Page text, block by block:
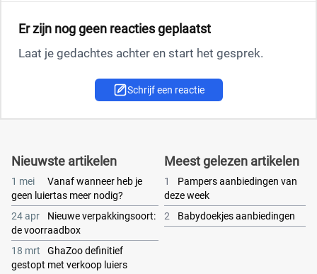
Er zijn nog geen reacties geplaatst
Laat je gedachtes achter en start het gesprek.
Schrijf een reactie
Nieuwste artikelen
1 mei
Vanaf wanneer heb je
geen luiertas meer nodig?
24 apr
Nieuwe verpakkingsoort:
de voorraadbox
18 mrt
GhaZoo definitief
gestopt met verkoop luiers
Meest gelezen artikelen
1
Pampers aanbiedingen van
deze week
2
Babydoekjes aanbiedingen